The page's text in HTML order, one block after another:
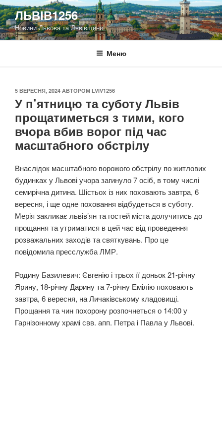
Перейти
до
вмісту
ЛЬВІВ1256
Новини Львова та Львівщини
Меню
ОПУБЛІКОВАНО
5 ВЕРЕСНЯ, 2024 АВТОРОМ LVIV1256
У п’ятницю та суботу Львів
прощатиметься з тими, кого
вчора вбив ворог під час
масштабного обстрілу
Внаслідок масштабного ворожого обстрілу по житлових
будинках у Львові учора загинуло 7 осіб, в тому числі
семирічна дитина. Шістьох із них поховають завтра, 6
вересня, і ще одне поховання відбудеться в суботу.
Мерія закликає львів’ян та гостей міста долучитись до
прощання та утриматися в цей час від проведення
розважальних заходів та святкувань. Про це
повідомила пресслужба ЛМР.
Родину Базилевич: Євгенію і трьох її доньок 21-річну
Ярину, 18-річну Дарину та 7-річну Емілію поховають
завтра, 6 вересня, на Личаківському кладовищі.
Прощання та чин похорону розпочнеться о 14:00 у
Гарнізонному храмі свв. апп. Петра і Павла у Львові.